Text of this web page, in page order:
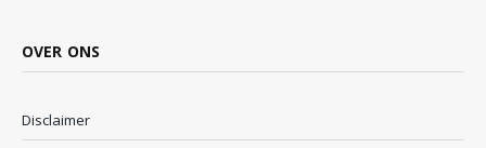
OVER ONS
Disclaimer